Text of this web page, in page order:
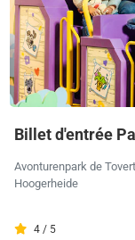
Billet d'entrée
Avonturenpark de
Hoogerheide
4 / 5